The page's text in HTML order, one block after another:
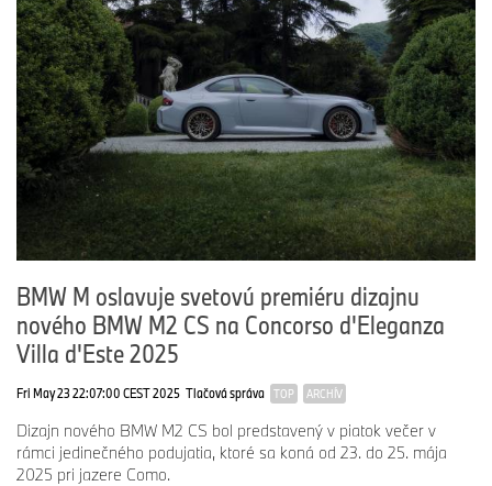
BMW M oslavuje svetovú premiéru dizajnu
nového BMW M2 CS na Concorso d'Eleganza
Villa d'Este 2025
Fri May 23 22:07:00 CEST 2025 Tlačová správa TOP ARCHÍV
Dizajn nového BMW M2 CS bol predstavený v piatok večer v
rámci jedinečného podujatia, ktoré sa koná od 23. do 25. mája
2025 pri jazere Como.